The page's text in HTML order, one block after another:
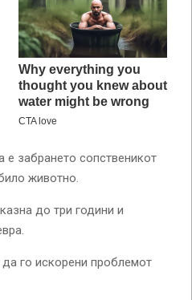
забрането сопственикот
животно.
до три години и
го искорени проблемот